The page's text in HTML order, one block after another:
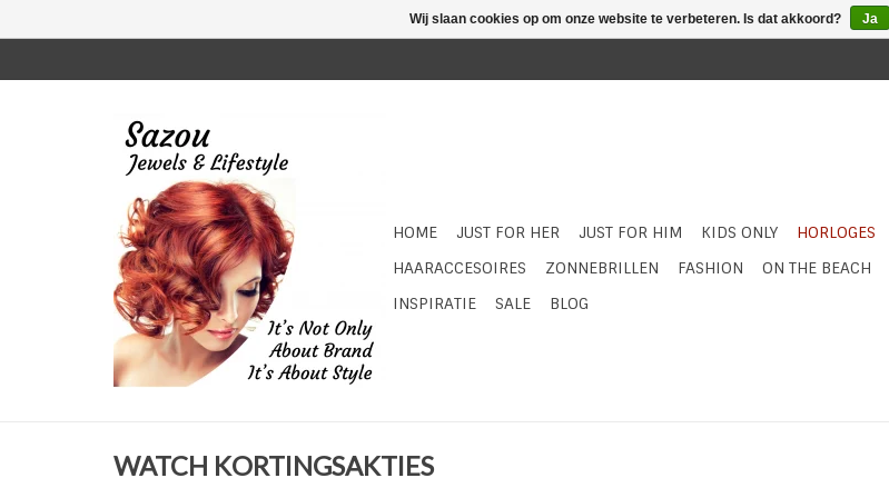
HOME JUST FOR HER JUST FOR HIM KIDS ONLY HORLOGES
HAARACCESOIRES
ZONNEBRILLEN FASHION ON THE BEACH
INSPIRATIE
SALE BLOG
WATCH KORTINGSAKTIES
Wij slaan cookies op om onze website te verbeteren. Is dat akkoord? Ja